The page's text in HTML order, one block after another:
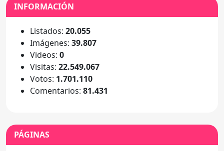
INFORMACIÓN
Listados: 20.055
Imágenes: 39.807
Videos: 0
Visitas: 22.549.067
Votos: 1.701.110
Comentarios: 81.431
PÁGINAS